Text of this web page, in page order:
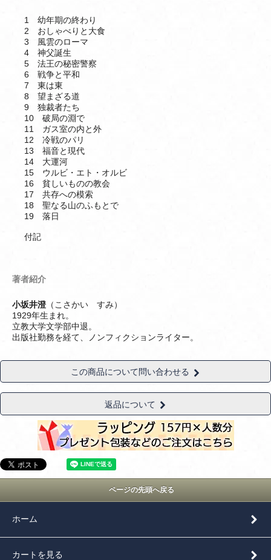
1 幼年期の終わり
2 おしゃべりと大食
3 風雲のローマ
4 神父誕生
5 法王の秘密警察
6 戦争と平和
7 東は東
8 望まざる道
9 独裁者たち
10 破局の淵で
11 ガス室の内と外
12 冷戦のパリ
13 福音と現代
14 大運河
15 ウルビ・エト・オルビ
16 貧しいものの教会
17 共存への模索
18 聖なる山のふもとで
19 落日
付記
著者紹介
小坂井澄 （こさかい すみ）
1929年生まれ。
立教大学文学部中退。
出版社勤務を経て、ノンフィクションライター。
この商品について問い合わせる
返品について
ページの先頭へ戻る
ホーム
カートを見る